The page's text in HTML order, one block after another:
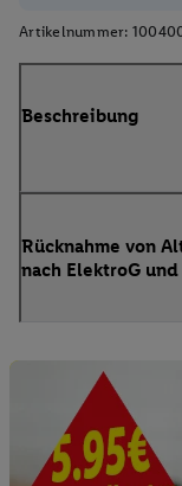
Artikelnummer:
Beschreibung
Rücknahme von
nach ElektroG